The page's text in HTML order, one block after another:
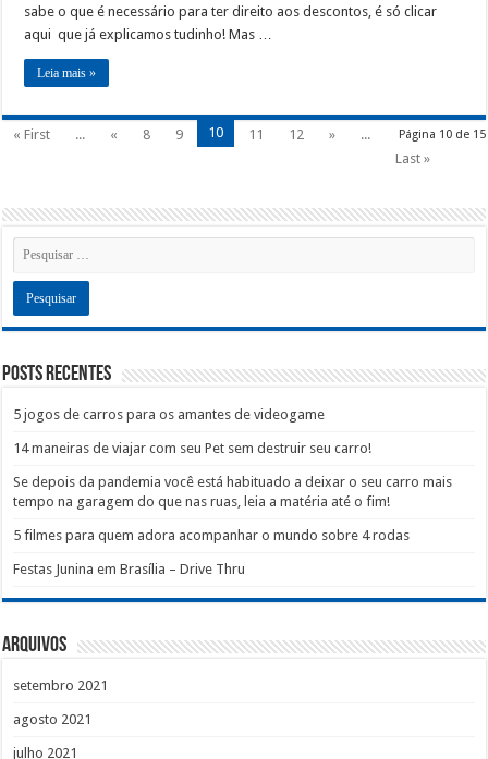
sabe o que é necessário para ter direito aos descontos, é só clicar
aqui que já explicamos tudinho! Mas …
Leia mais »
Página 10 de 15
« First ... « 8 9 10 11 12 »
...
Last »
Posts recentes
5 jogos de carros para os amantes de videogame
14 maneiras de viajar com seu Pet sem destruir seu carro!
Se depois da pandemia você está habituado a deixar o seu carro mais
tempo na garagem do que nas ruas, leia a matéria até o fim!
5 filmes para quem adora acompanhar o mundo sobre 4 rodas
Festas Junina em Brasília – Drive Thru
Arquivos
setembro 2021
agosto 2021
julho 2021